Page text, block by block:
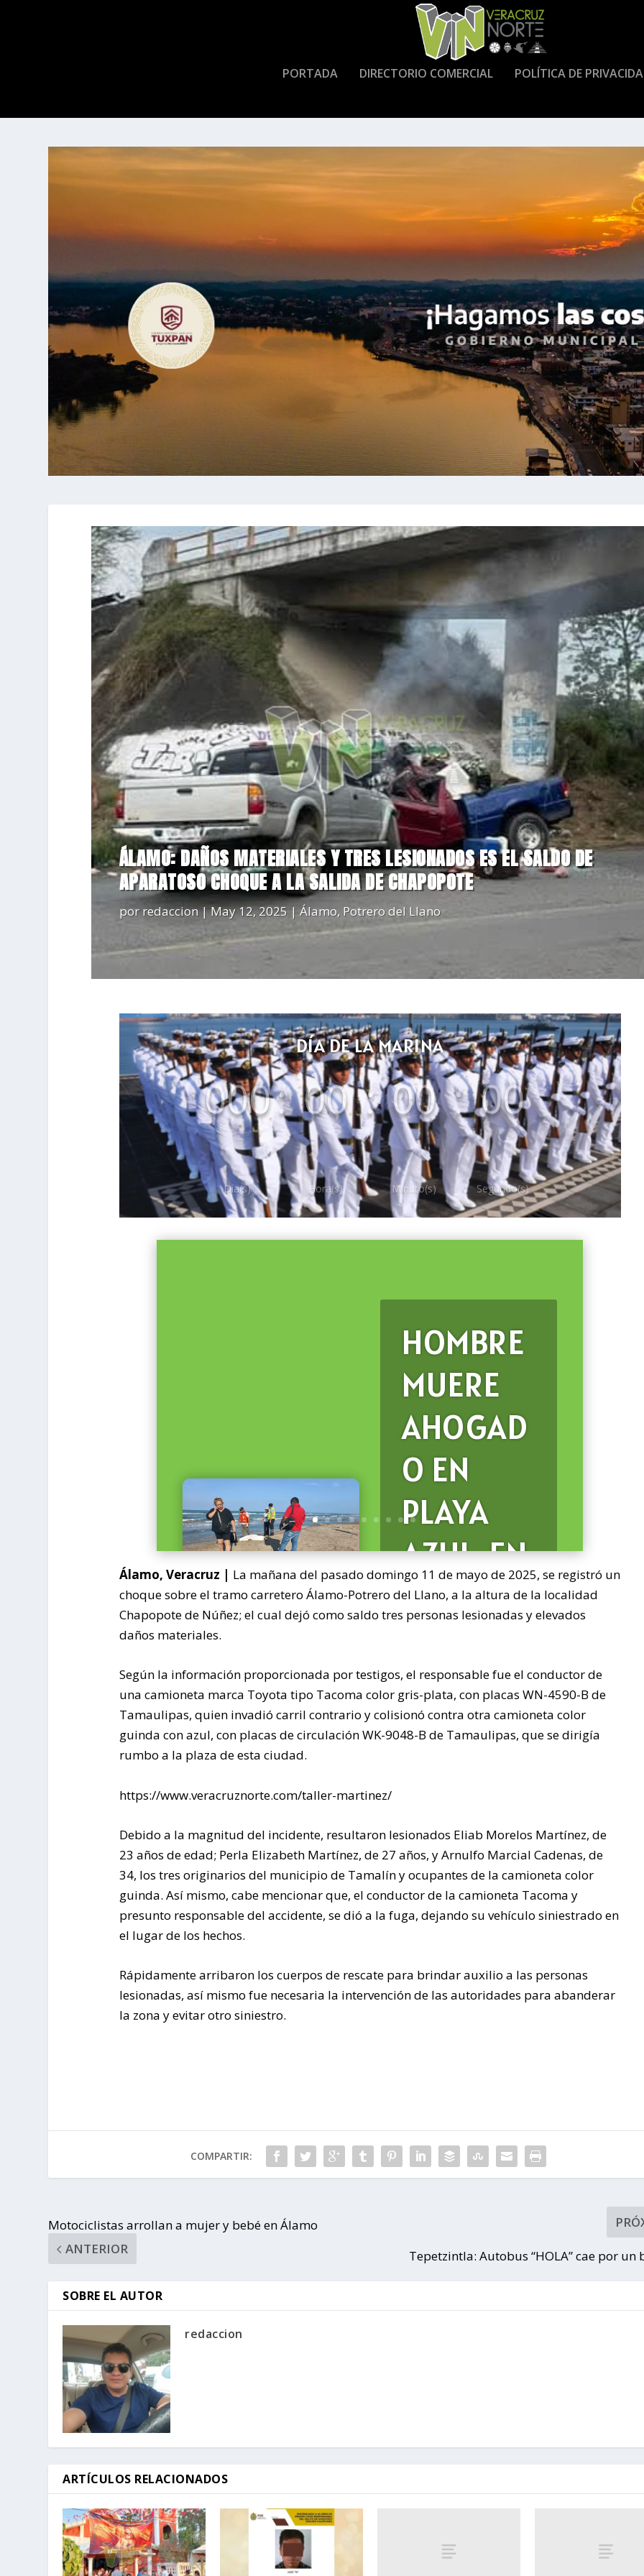
PORTADA DIRECTORIO COMERCIAL POLÍTICA DE
ÁLAMO: DAÑOS MATERIALES Y TRES LESIONADOS ES EL SALDO DE
APARATOSO CHOQUE A LA SALIDA DE CHAPOPOTE
porredaccion|May 12, 2025|Álamo, Potrero del Llano
DÍA DE LA MARINA
000
Día(s)
: 00
Hora(s)
: 00
Minuto(s)
: 00
Segundo(s)
HOMBRE
MUERE
AHOGAD
O EN
PLAYA
AZUL, EN
CAZONES
zona conocida como
Playa Azul, perteneciente
a este municipio.
Álamo, Veracruz | La mañana del pasado domingo 11 de mayo de 2025, se registró un
choque sobre el tramo carretero Álamo-Potrero del Llano, a la altura de la localidad
Chapopote de Núñez; el cual dejó como saldo tres personas lesionadas y elevados
daños materiales.
Según la información proporcionada por testigos, el responsable fue el conductor de
una camioneta marca Toyota tipo Tacoma color gris-plata, con placas WN-4590-B de
Tamaulipas, quien invadió carril contrario y colisionó contra otra camioneta color
guinda con azul, con placas de circulación WK-9048-B de Tamaulipas, que se dirigía
rumbo a la plaza de esta ciudad.
https://www.veracruznorte.com/taller-martinez/
Debido a la magnitud del incidente, resultaron lesionados Eliab Morelos Martínez, de
23 años de edad; Perla Elizabeth Martínez, de 27 años, y Arnulfo Marcial Cadenas, de
34, los tres originarios del municipio de Tamalín y ocupantes de la camioneta color
guinda. Así mismo, cabe mencionar que, el conductor de la camioneta Tacoma y
presunto responsable del accidente, se dió a la fuga, dejando su vehículo siniestrado en
el lugar de los hechos.
Rápidamente arribaron los cuerpos de rescate para brindar auxilio a las personas
lesionadas, así mismo fue necesaria la intervención de las autoridades para abanderar
la zona y evitar otro siniestro.
COMPARTIR:
Motociclistas arrollan a mujer y bebé en Álamo
ANTERIOR
Tepetzintla: Autobus “HOLA” cae por un
SOBRE EL AUTOR
redaccion
ARTÍCULOS RELACIONADOS